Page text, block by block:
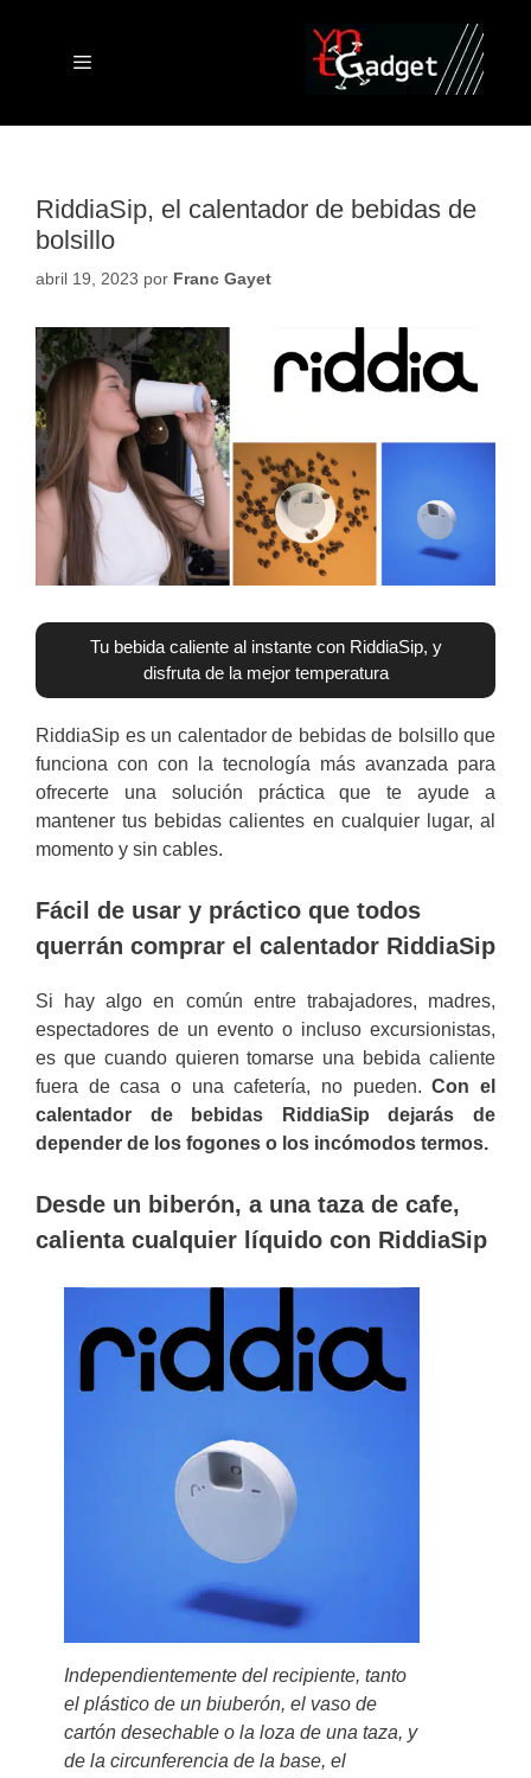
contenido
Menú
RiddiaSip, el calentador de bebidas de
bolsillo
abril 19, 2023 por Franc Gayet
Tu bebida caliente al instante con RiddiaSip, y
disfruta de la mejor temperatura
RiddiaSip es un calentador de bebidas de bolsillo que
funciona con con la tecnología más avanzada para
ofrecerte una solución práctica que te ayude a
mantener tus bebidas calientes en cualquier lugar, al
momento y sin cables.
Fácil de usar y práctico que todos
querrán comprar el calentador RiddiaSip
Si hay algo en común entre trabajadores, madres,
espectadores de un evento o incluso excursionistas,
es que cuando quieren tomarse una bebida caliente
fuera de casa o una cafetería, no pueden.Con el
calentador de bebidas RiddiaSip dejarás de
depender de los fogones o los incómodos termos.
Desde un biberón, a una taza de cafe,
calienta cualquier líquido con RiddiaSip
Independientemente del recipiente, tanto
el plástico de un biuberón, el vaso de
cartón desechable o la loza de una taza, y
de la circunferencia de la base, el